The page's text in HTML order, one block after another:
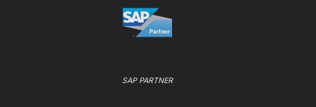
SAP PARTNER